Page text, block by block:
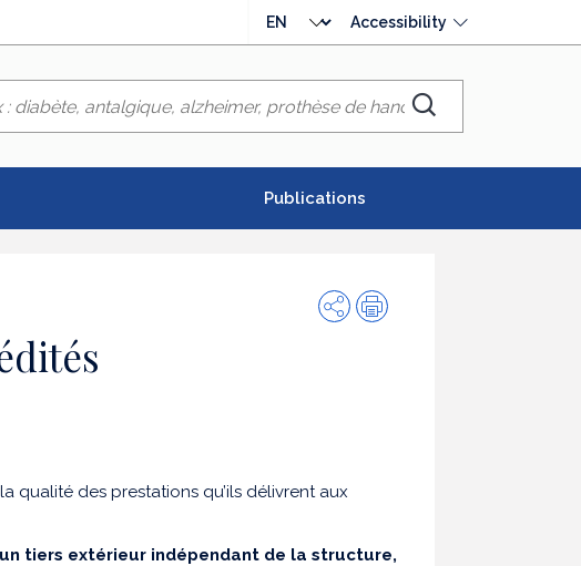
language
Accessibility
Chercher
Publications
SharePrint
qualité des prestations qu’ils délivrent aux
un tiers extérieur indépendant de la structure,